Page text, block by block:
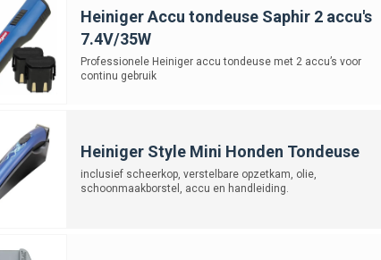
Heiniger Accu tondeuse Saphir 2 accu's
7.4V/35W
Professionele Heiniger accu tondeuse met 2 accu’s voor
continu gebruik
Heiniger Style Mini Honden Tondeuse
inclusief scheerkop, verstelbare opzetkam, olie,
schoonmaakborstel, accu en handleiding.